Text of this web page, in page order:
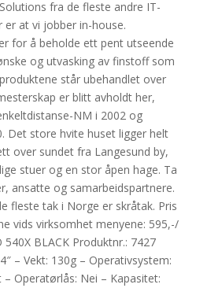
fra de fleste andre IT-
er at vi jobber in-house.
for å beholde ett pent utseende
og utvasking av finstoff som
står ubehandlet over
er blitt avholdt her,
NM i 2002 og
Det store hvite huset ligger helt
over sundet fra Langesund by,
stuer og en stor åpen hage. Ta
ansatte og samarbeidspartnere.
fleste tak i Norge er skråtak. Pris
vids virksomhet menyene: 595,-/
540X BLACK Produktnr.: 7427
– Vekt: 130g – Operativsystem:
– Operatørlås: Nei – Kapasitet: